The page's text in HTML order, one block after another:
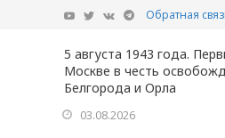
Обратная
5 августа 1943 года.
Москве в честь
Белгорода и Орла
03.08.2026